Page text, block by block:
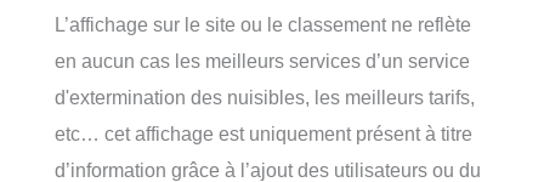
L’affichage sur le site ou le classement ne reflète
en aucun cas les meilleurs services d’un service
d'extermination des nuisibles, les meilleurs tarifs,
etc… cet affichage est uniquement présent à titre
d’information grâce à l’ajout des utilisateurs ou du